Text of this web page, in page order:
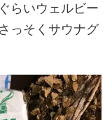
らいウェルビー
っそくサウナグ